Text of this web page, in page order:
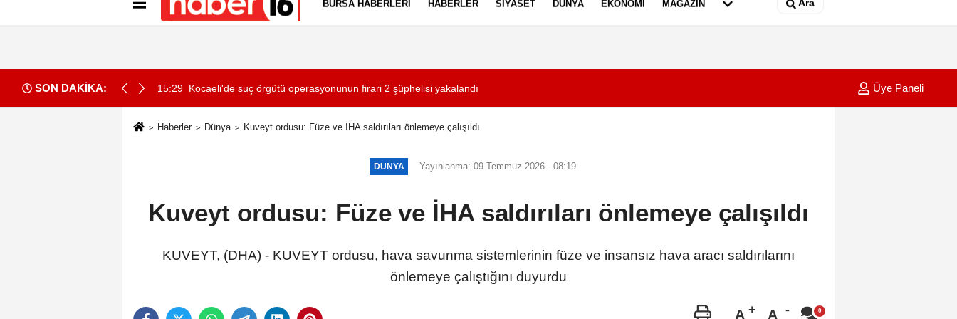
İletişim Gizlilik İlkeleri
BURSA HABERLERI HABERLER SIYASET DÜNYA EKONOMI MAGAZIN Ara
SON DAKİKA:
için kamu spotu 15:29 Kocaeli'de suç örgütü operasyonunun firari 2 şüphelisi yakalandı 15:24
Üye Paneli
Haberler Dünya Kuveyt ordusu: Füze ve İHA saldırıları önlemeye çalışıldı
DÜNYA Yayınlanma: 09 Temmuz 2026 - 08:19
Kuveyt ordusu: Füze ve İHA saldırıları önlemeye çalışıldı
KUVEYT, (DHA) - KUVEYT ordusu, hava savunma sistemlerinin füze ve insansız hava aracı saldırılarını
önlemeye çalıştığını duyurdu
A A